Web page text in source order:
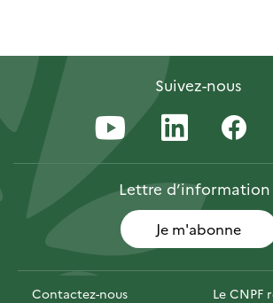
Suivez-nous
Lettred’information
Je m'abonne
Contactez-nous Le CNPF